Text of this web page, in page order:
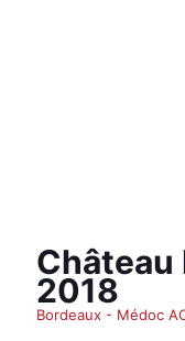
Château
2018
Bordeaux - Médoc